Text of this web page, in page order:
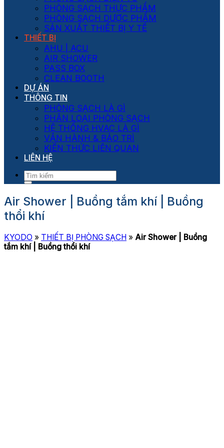
PHÒNG SẠCH THỰC PHẨM
PHÒNG SẠCH DƯỢC PHẨM
SẢN XUẤT THIẾT BỊ Y TẾ
THIẾT BỊ
AHU | ACU
AIR SHOWER
PASS BOX
CLEAN BOOTH
DỰ ÁN
THÔNG TIN
PHÒNG SẠCH LÀ GÌ
PHÂN LOẠI PHÒNG SẠCH
HỆ THỐNG HVAC LÀ GÌ
VẬN HÀNH & BẢO TRÌ
KIẾN THỨC LIÊN QUAN
LIÊN HỆ
Air Shower | Buồng tắm khí | Buồng
thổi khí
KYODO » THIẾT BỊ PHÒNG SẠCH » Air Shower | Buồng
tắm khí | Buồng thổi khí